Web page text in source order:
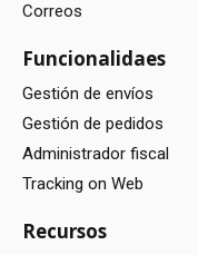
Correos
Funcionalidaes
Gestión de envíos
Gestión de pedidos
Administrador fiscal
Tracking on Web
Recursos